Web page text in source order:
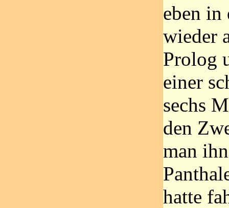
eben in
wieder
Prolog
einer
sechs
den
man
hatte